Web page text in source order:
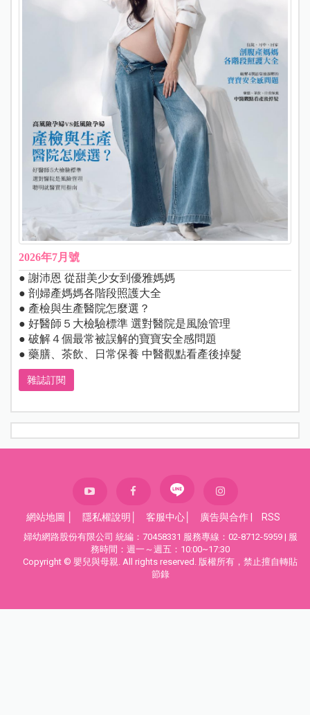
2026年7月號
● 謝沛恩 從甜美少女到優雅媽媽
● 剖婦產媽媽各階段照護大全
● 產檢與生產醫院怎麼選？
● 好醫師５大檢驗標準 選對醫院是風險管理
● 破解４個最常被誤解的寶寶安全感問題
● 藥膳、茶飲、日常保養 中醫觀點看產後掉髮
雜誌訂閱
網站地圖 隱私權說明 客服中心 廣告與合作 RSS
婦幼網路股份有限公司 統編：70458331 服務專線：02-8712-5959 | 服
務時間：週一～週五：10:00~17:30
Copyright © 嬰兒與母親. All rights reserved. 版權所有，禁止擅自轉貼
節錄